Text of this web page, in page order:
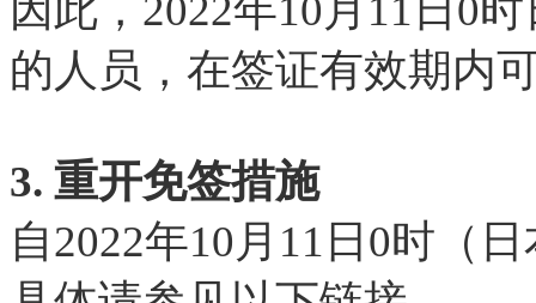
因此，2022年10月11日0
的人员，在签证有效期内
3. 重开免签措施
自2022年10月11日0时（